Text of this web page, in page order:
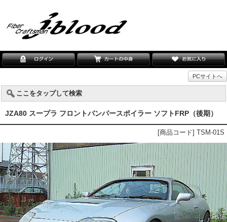
PCサイトへ
ここをタップして検索
JZA80 スープラ フロントバンパースポイラー ソフトFRP（後期）
[商品コード] TSM-01S